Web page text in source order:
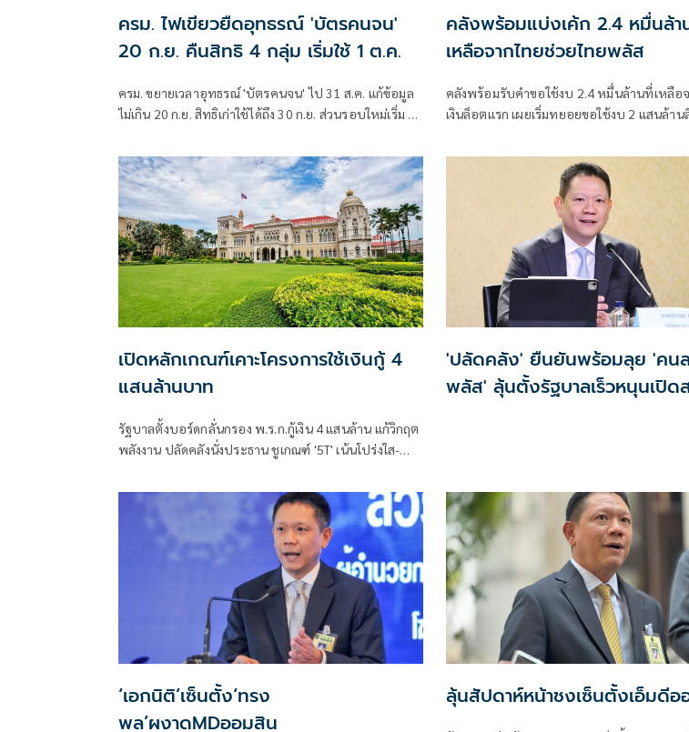
ครม. ไฟเขียวยืดอุทธรณ์ 'บัตรคนจน'
20 ก.ย. คืนสิทธิ 4 กลุ่ม เริ่มใช้ 1 ต.ค.
ครม. ขยายเวลาอุทธรณ์ 'บัตรคนจน' ไป 31 ส.ค. แก้ข้อมูล
ไม่เกิน 20 ก.ย. สิทธิเก่าใช้ได้ถึง 30 ก.ย. ส่วนรอบใหม่เริ่ม 1
อำเภอ 878 แห่ง
คลังพร้อมแบ่งเค้ก 2.4 หมื่นล้า
เหลือจากไทยช่วยไทยพลัส
คลังพร้อมรับคำขอใช้งบ 2.4 หมื่นล้านที่เหลือ
เงินล็อตแรก เผยเริ่มทยอยขอใช้งบ 2 แสนล้าน
เปิดหลักเกณฑ์เคาะโครงการใช้เงินกู้ 4
แสนล้านบาท
รัฐบาลตั้งบอร์ดกลั่นกรอง พ.ร.ก.กู้เงิน 4 แสนล้าน แก้วิกฤต
พลังงาน ปลัดคลังนั่งประธาน ชูเกณฑ์ '5T' เน้นโปร่งใส-
ผ่านสู่การใช้พลังงานสะอาดใน 1 ปี
'ปลัดคลัง' ยืนยันพร้อมลุย 'คน
พลัส' ลุ้นตั้งรัฐบาลเร็วหนุนเปิด
‘เอกนิติ’เซ็นตั้ง‘ทรง
พล’ผงาดMDออมสิน
ลุ้นสัปดาห์หน้าชงเซ็นตั้งเอ็มดีอ